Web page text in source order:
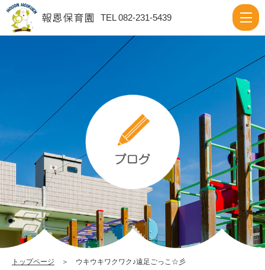
ウ
キ
ウ
ワ
ク
♪
遠
足
ご
っ
こ
TEL 082-231-5439
トップページ ＞ ウキウキワクワク♪遠足ごっこ☆彡